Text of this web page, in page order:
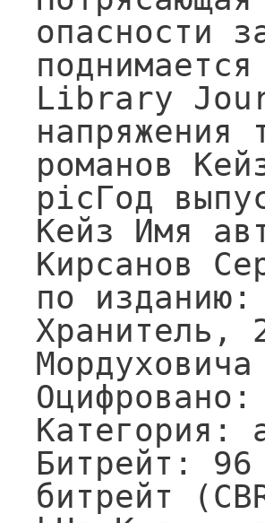
опасности
Library
романов
picГод
Кейз Имя
Кирсанов
по
Категория:
Битрейт:
битрейт